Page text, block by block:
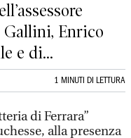
Gallini, Enrico
e di...
1 MINUTI DI LETTURA
di Ferrara”
alla presenza